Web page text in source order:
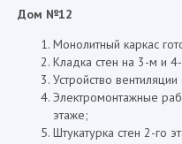
Дом №12
Монолитный каркас
Кладка стен на 3-м и
Устройство
Электромонтажные
этаже;
Штукатурка стен 2-го